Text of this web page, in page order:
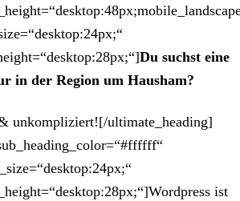
Du suchst eine
in der Region um Hausham?
unkompliziert![/ultimate_heading]
ist